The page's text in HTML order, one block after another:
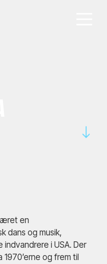
en
dans og musik,
i USA. Der
og frem til